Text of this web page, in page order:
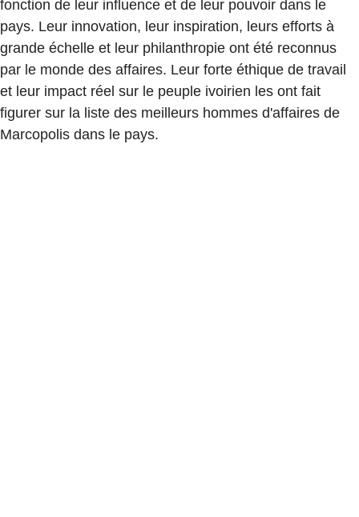
fonction de leur influence et de leur pouvoir dans le
pays. Leur innovation, leur inspiration, leurs efforts à
grande échelle et leur philanthropie ont été reconnus
par le monde des affaires. Leur forte éthique de travail
et leur impact réel sur le peuple ivoirien les ont fait
figurer sur la liste des meilleurs hommes d'affaires de
Marcopolis dans le pays.